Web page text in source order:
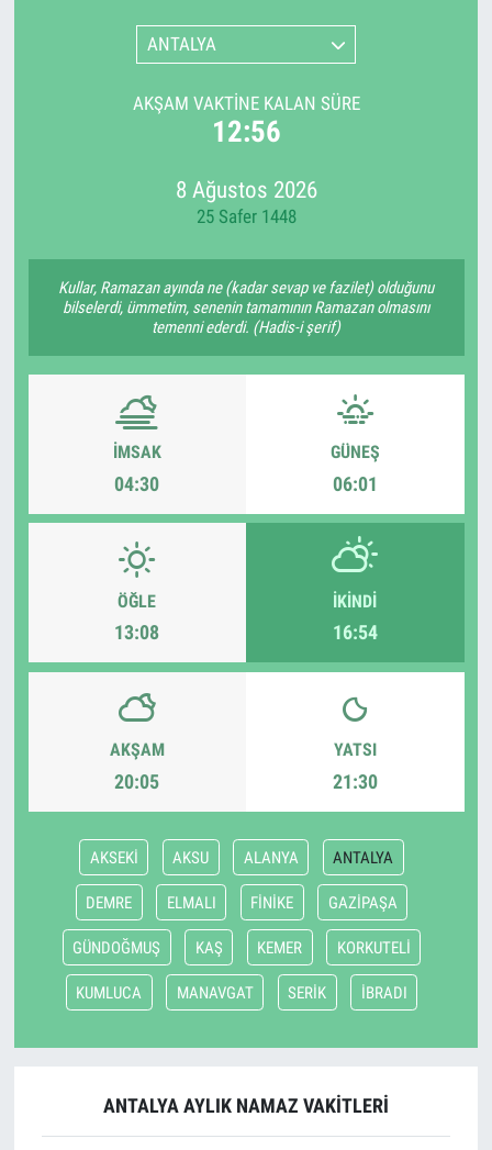
ANTALYA
AKŞAM VAKTINE KALAN SÜRE
12:56
8 Ağustos 2026
25 Safer 1448
Kullar, Ramazan ayında ne (kadar sevap ve fazilet) olduğunu
bilselerdi, ümmetim, senenin tamamının Ramazan olmasını
temenni ederdi. (Hadis-i şerif)
İMSAK
04:30
GÜNEŞ
06:01
ÖĞLE
13:08
İKINDI
16:54
AKŞAM
20:05
YATSI
21:30
AKSEKİ AKSU ALANYA ANTALYA
DEMRE ELMALI FİNİKE GAZİPAŞA
GÜNDOĞMUŞ KAŞ KEMER KORKUTELİ
KUMLUCA MANAVGAT SERİK İBRADI
ANTALYA AYLIK NAMAZ VAKITLERI